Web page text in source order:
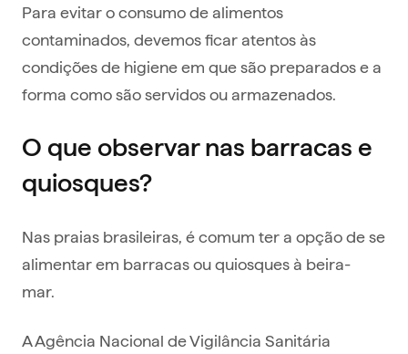
Para evitar o consumo de alimentos
contaminados, devemos ficar atentos às
condições de higiene em que são preparados e a
forma como são servidos ou armazenados.
O que observar nas barracas e
quiosques?
Nas praias brasileiras, é comum ter a opção de se
alimentar em barracas ou quiosques à beira-
mar.
A Agência Nacional de Vigilância Sanitária